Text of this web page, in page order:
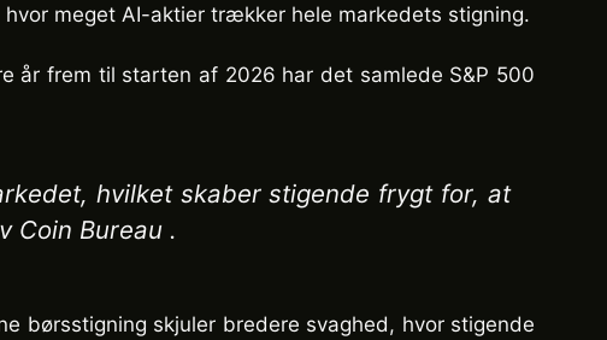
meget AI-aktier trækker hele markedets stigning.
år frem til starten af 2026 har det samlede S&P 500
hvilket skaber stigende frygt for, at
Coin Bureau .
børsstigning skjuler bredere svaghed, hvor stigende